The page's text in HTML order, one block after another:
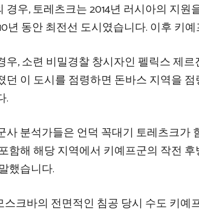
경우, 토레츠크는 2014년 러시아의 지
년 동안 최전선 도시였습니다. 이후 키
우, 소련 비밀경찰 창시자인 펠릭스 제
던 이 도시를 점령하면 돈바스 지역을
.
사 분석가들은 언덕 꼭대기 토레츠크
함해 해당 지역에서 키예프군의 작전
했습니다.
스크바의 전면적인 침공 당시 수도 키